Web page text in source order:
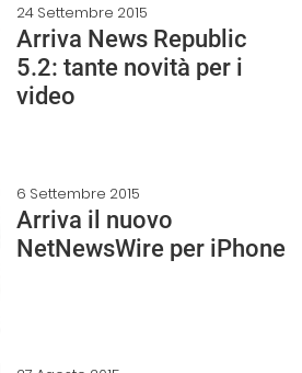
24 Settembre 2015
Arriva News Republic
5.2: tante novità per i
video
6 Settembre 2015
Arriva il nuovo
NetNewsWire per iPhone